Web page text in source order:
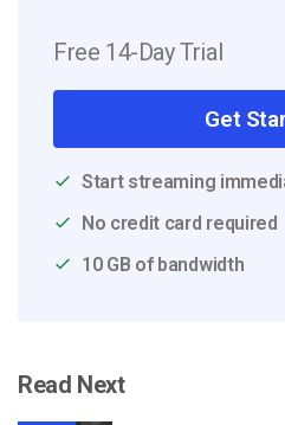
Free 14-Day Trial
Get
Start streaming
No credit card required
10 GB of bandwidth
Read Next